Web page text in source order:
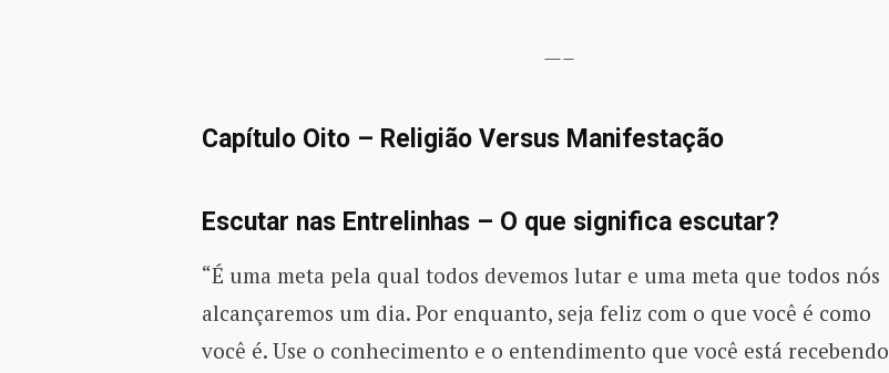
—–
Capítulo Oito – Religião Versus Manifestação
Escutar nas Entrelinhas – O que significa escutar?
“É uma meta pela qual todos devemos lutar e uma meta que todos nós
alcançaremos um dia. Por enquanto, seja feliz com o que você é como
você é. Use o conhecimento e o entendimento que você está recebendo